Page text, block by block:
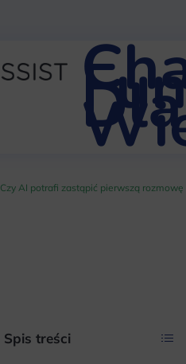
Czy AI potrafi zastąpić pierwszą
Spis treści